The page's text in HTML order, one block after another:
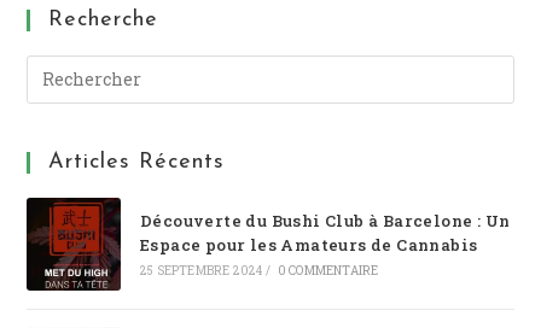
Recherche
Articles Récents
Découverte du Bushi Club à Barcelone : Un
Espace pour les Amateurs de Cannabis
25 SEPTEMBRE 2024 / 0 COMMENTAIRE